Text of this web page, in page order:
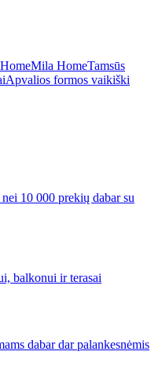
Mila HomeTamsūs
Apvalios formos vaikiški
10 000 prekių dabar su
balkonui ir terasai
dabar dar palankesnėmis